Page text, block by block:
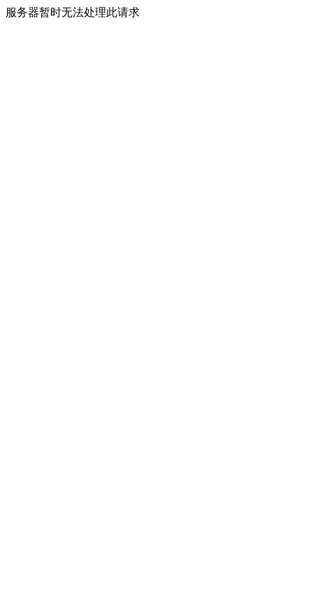
服务器暂时无法处理此请求